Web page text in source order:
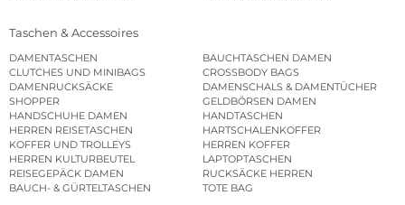
Taschen & Accessoires
DAMENTASCHEN
BAUCHTASCHEN DAMEN
CLUTCHES UND MINIBAGS
CROSSBODY BAGS
DAMENRUCKSÄCKE
DAMENSCHALS & DAMENTÜCHER
SHOPPER
GELDBÖRSEN DAMEN
HANDSCHUHE DAMEN
HANDTASCHEN
HERREN REISETASCHEN
HARTSCHALENKOFFER
KOFFER UND TROLLEYS
HERREN KOFFER
HERREN KULTURBEUTEL
LAPTOPTASCHEN
REISEGEPÄCK DAMEN
RUCKSÄCKE HERREN
BAUCH- & GÜRTELTASCHEN
TOTE BAG